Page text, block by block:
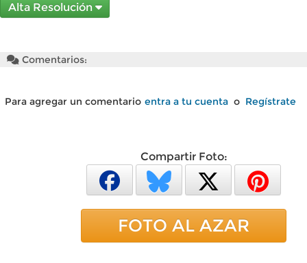
Alta Resolución
Comentarios:
Para agregar un comentario entra a tu cuenta o Regístrate
Compartir Foto:
FOTO AL AZAR